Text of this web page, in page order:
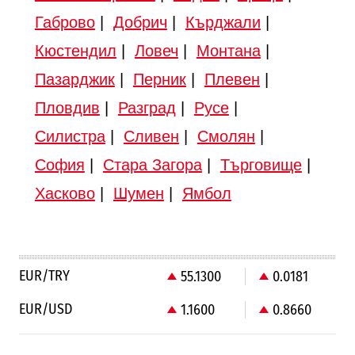
Габрово| Добрич | Кърджали |
Кюстендил | Ловеч | Монтана|
Пазарджик| Перник| Плевен |
Пловдив | Разград | Русе|
Силистра| Сливен | Смолян |
София | Стара Загора| Търговище|
Хасково| Шумен | Ямбол
EUR/TRY 55.1300
0.0181
EUR/USD
1.1600 0.8660